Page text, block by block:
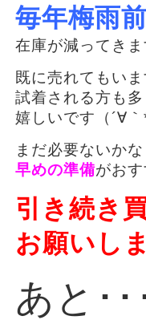
毎年梅雨
在庫が減ってきま
既に売れてもい
試着される方も多
嬉しいです（´∀
まだ必要ないか
早めの準備がおす
引き続き
お願いし
あと･･